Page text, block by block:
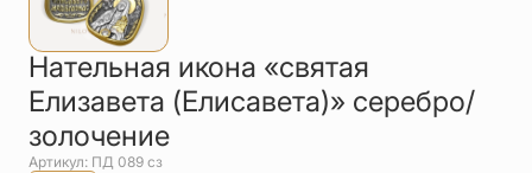
Нательная икона «святая
Елизавета (Елисавета)» серебро/
золочение
Артикул: ПД 089 сз